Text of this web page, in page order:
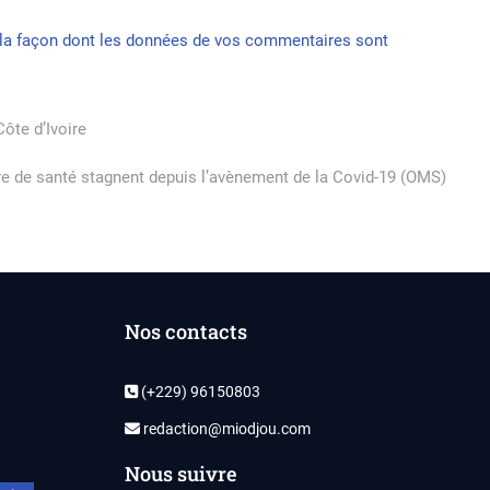
façon dont les données de vos commentaires sont
d’Ivoire
de santé stagnent depuis l’avènement de la Covid-19 (OMS)
Nos contacts
(+229) 96150803
redaction@miodjou.com
Nous suivre